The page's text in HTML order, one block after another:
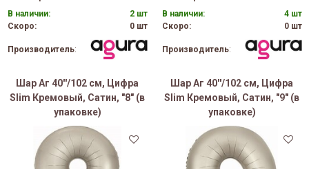
В наличии:
2 шт
Скоро:
0 шт
Производитель:
В наличии:
4 шт
Скоро:
0 шт
Производитель:
Шар Аг 40''/102 см, Цифра
Slim Кремовый, Сатин, "8" (в
упаковке)
Шар Аг 40''/102 см, Цифра
Slim Кремовый, Сатин, "9" (в
упаковке)